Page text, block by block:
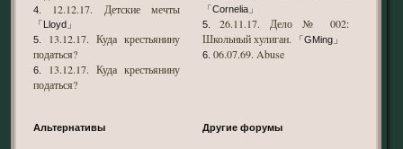
4. 12.12.17. Детские мечты
「Lloyd」
5.
13.12.17. Куда крестьянину
податься?
6.
13.12.17. Куда крестьянину
податься?
「Cornelia」
5.26.11.17. Дело № 002:
Школьный хулиган. 「GMing」
6. 06.07.69. Abuse
Альтернативы Другие форумы